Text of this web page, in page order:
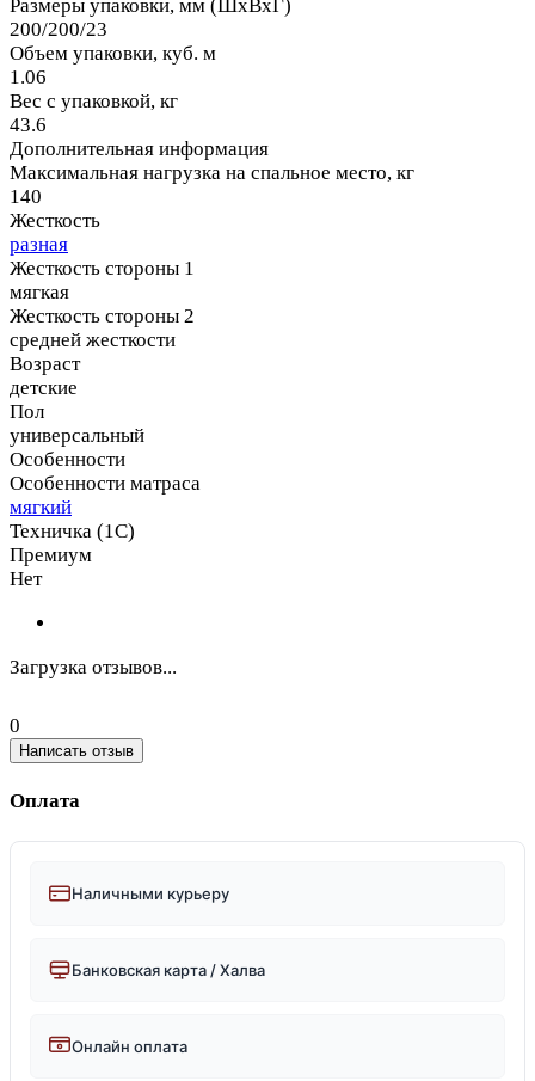
Размеры упаковки, мм (ШхВхГ)
200/200/23
Объем упаковки, куб. м
1.06
Вес с упаковкой, кг
43.6
Дополнительная информация
Максимальная нагрузка на спальное место, кг
140
Жесткость
разная
Жесткость стороны 1
мягкая
Жесткость стороны 2
средней жесткости
Возраст
детские
Пол
универсальный
Особенности
Особенности матраса
мягкий
Техничка (1С)
Премиум
Нет
Загрузка отзывов...
0
Написать отзыв
Оплата
Наличными курьеру
Банковская карта / Халва
Онлайн оплата